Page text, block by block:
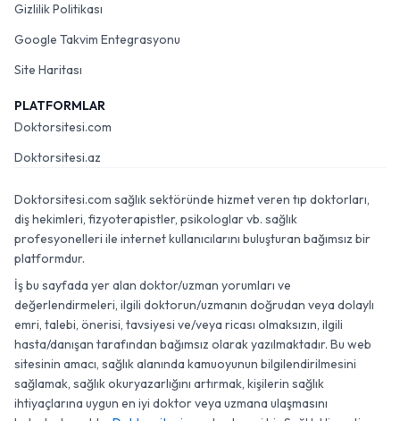
Gizlilik Politikası
Google Takvim Entegrasyonu
Site Haritası
PLATFORMLAR
Doktorsitesi.com
Doktorsitesi.az
Doktorsitesi.com sağlık sektöründe hizmet veren tıp doktorları,
diş hekimleri, fizyoterapistler, psikologlar vb. sağlık
profesyonelleri ile internet kullanıcılarını buluşturan bağımsız bir
platformdur.
İş bu sayfada yer alan doktor/uzman yorumları ve
değerlendirmeleri, ilgili doktorun/uzmanın doğrudan veya dolaylı
emri, talebi, önerisi, tavsiyesi ve/veya ricası olmaksızın, ilgili
hasta/danışan tarafından bağımsız olarak yazılmaktadır. Bu web
sitesinin amacı, sağlık alanında kamuoyunun bilgilendirilmesini
sağlamak, sağlık okuryazarlığını artırmak, kişilerin sağlık
ihtiyaçlarına uygun en iyi doktor veya uzmana ulaşmasını